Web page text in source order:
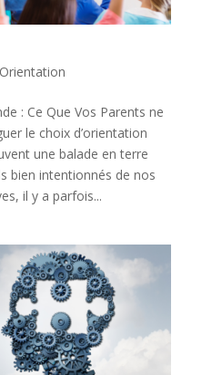
Orientation
: Ce Que Vos Parents ne
le choix d’orientation
une balade en terre
bien intentionnés de nos
il y a parfois...